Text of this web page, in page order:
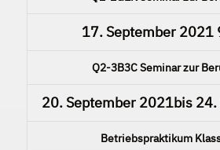
17. September 2021
Q2-3B3C Seminar zur
20. September 2021bis 24.
Betriebspraktikum